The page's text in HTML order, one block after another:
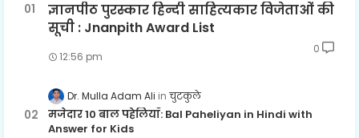
ज्ञानपीठ पुरस्कार हिन्दी साहित्यकार विजेताओं की
सूची : Jnanpith Award List
12:56 pm
0
Dr. Mulla Adam Ali चुटकुले
मजेदार 10 बाल पहेलियाँ: Bal Paheliyan in Hindi with
Answer for Kids